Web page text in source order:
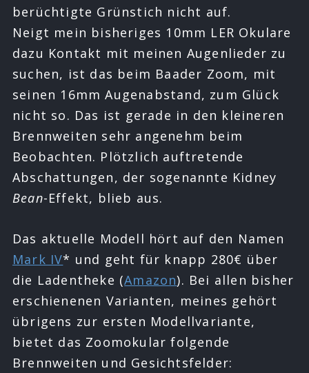
berüchtigte Grünstich nicht auf.
Neigt mein bisheriges 10mm LER Okulare
dazu Kontakt mit meinen Augenlieder zu
suchen, ist das beim Baader Zoom, mit
seinen 16mm Augenabstand, zum Glück
nicht so. Das ist gerade in den kleineren
Brennweiten sehr angenehm beim
Beobachten. Plötzlich auftretende
Abschattungen, der sogenannte Kidney
Bean-Effekt, blieb aus.
Das aktuelle Modell hört auf den Namen
Mark IV* und geht für knapp 280€ über
die Ladentheke (Amazon). Bei allen bisher
erschienenen Varianten, meines gehört
übrigens zur ersten Modellvariante,
bietet das Zoomokular folgende
Brennweiten und Gesichtsfelder: